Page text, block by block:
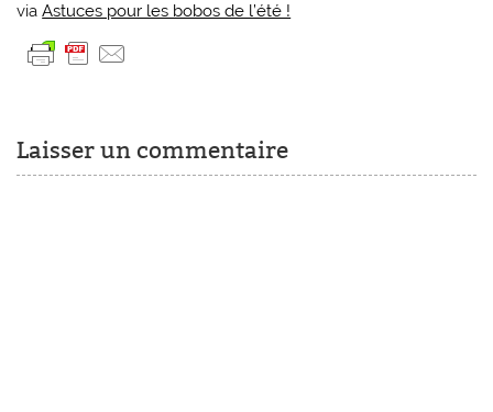
viaAstuces pour les bobos de l’été !
Laisser un commentaire